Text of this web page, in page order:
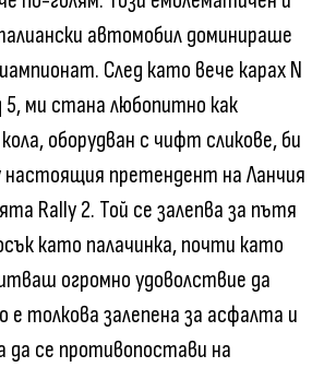
автомобил доминираше
След като вече карах N
5, ми стана любопитно как
оборудван с чифт сликове, би
настоящия претендент на Ланчия
Rally 2. Той се залепва за пътя
като палачинка, почти като
огромно удоволствие да
е толкова залепена за асфалта и
да се противопостави на